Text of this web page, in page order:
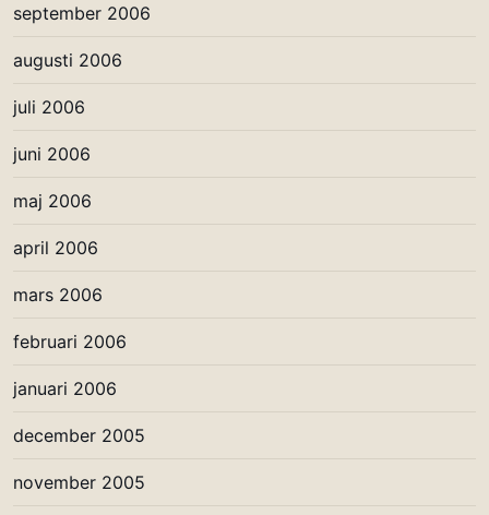
september 2006
augusti 2006
juli 2006
juni 2006
maj 2006
april 2006
mars 2006
februari 2006
januari 2006
december 2005
november 2005